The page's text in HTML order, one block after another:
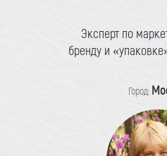
Эксперт по
бренду и
Город: